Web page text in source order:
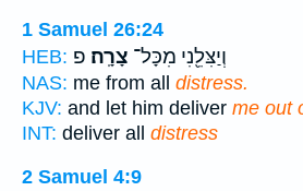
1 Samuel 26:24
HEB:
וְיַצִּלֵ֖נִי מִכָּל־ צָרָֽה׃ פ
NAS: me from all distress.
KJV: and let him deliver me out
INT: deliver all distress
2 Samuel 4:9